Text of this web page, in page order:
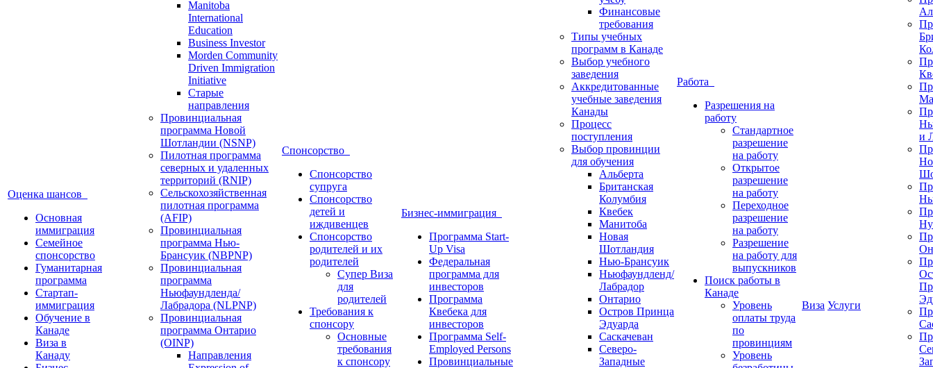
Оценка шансов
Основная
иммиграция
Семейное
спонсорство
Гуманитарная
программа
Стартап-
иммиграция
Обучение в
Канаде
Виза в
Канаду
Manitoba
International
Education
Business Investor
Morden Community
Driven Immigration
Initiative
Старые
направления
Провинциальная
программа Новой
Шотландии (NSNP)
Пилотная программа
северных и удаленных
территорий (RNIP)
Сельскохозяйственная
пилотная программа
(AFIP)
Провинциальная
программа Нью-
Брансуик (NBPNP)
Провинциальная
программа
Ньюфаундленда/
Лабрадора (NLPNP)
Провинциальная
программа Онтарио
(OINP)
Направления
Спонсорство
Спонсорство
супруга
Спонсорство
детей и
иждивенцев
Спонсорство
родителей и их
родителей
Супер Виза
для
родителей
Требования к
спонсору
Основные
требования
к спонсору
Бизнес-иммиграция
Программа Start-
Up Visa
Федеральная
программа для
инвесторов
Программа
Квебека для
инвесторов
Программа Self-
Employed Persons
Провинциальные
Финансовые
требования
Типы учебных
программ в Канаде
Выбор учебного
заведения
Аккредитованные
учебные заведения
Канады
Процесс
поступления
Выбор провинции
для обучения
Альберта
Британская
Колумбия
Квебек
Манитоба
Новая
Шотландия
Нью-Брансуик
Ньюфаундленд/
Лабрадор
Онтарио
Остров Принца
Эдуарда
Саскачеван
Северо-
Западные
Работа
Разрешения на
работу
Стандартное
разрешение
на работу
Открытое
разрешение
на работу
Переходное
разрешение
на работу
Разрешение
на работу для
выпускников
Поиск работы в
Канаде
Уровень
оплаты труда
по
провинциям
Уровень
Виза Услуги
и